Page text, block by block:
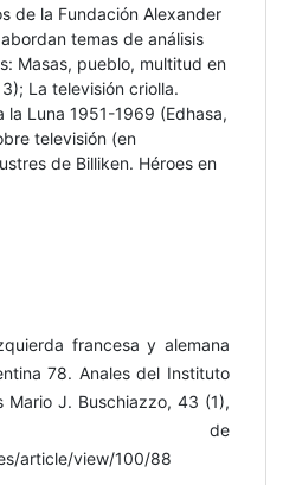
de la Fundación Alexander
temas de análisis
Masas, pueblo, multitud en
La televisión criolla.
la Luna 1951-1969 (Edhasa,
televisión (en
de Billiken. Héroes en
francesa y alemana
78. Anales del Instituto
Mario J. Buschiazzo, 43 (1),
de
article/view/100/88